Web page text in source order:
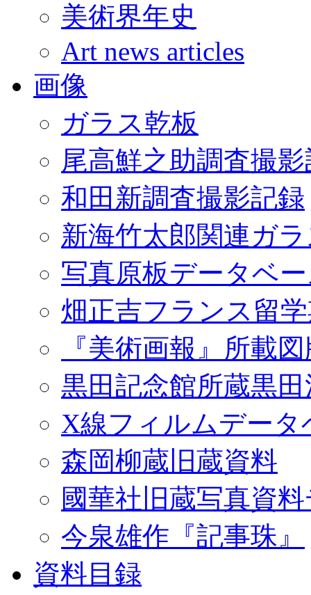
美術界年史
Art news articles
画像
ガラス乾板
尾高鮮之助調査撮
和田新調査撮影記録
新海竹太郎関連ガ
写真原板データベ
畑正吉フランス留
『美術画報』所載
黒田記念館所蔵黒
X線フィルムデータ
森岡柳蔵旧蔵資料
國華社旧蔵写真資
今泉雄作『記事珠』
資料目録